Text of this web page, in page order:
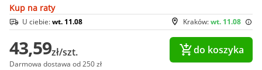
Kup na raty
Kraków:wt. 11.08
U ciebie:wt. 11.08
43,59zł/szt.
Darmowa dostawa od 250 zł
do koszyka